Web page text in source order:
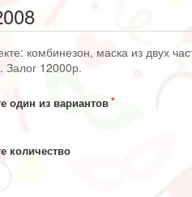
комбинезон, маска из двух
Залог 12000р.
один из вариантов
количество